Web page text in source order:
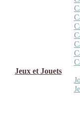
Jeux et Jouets